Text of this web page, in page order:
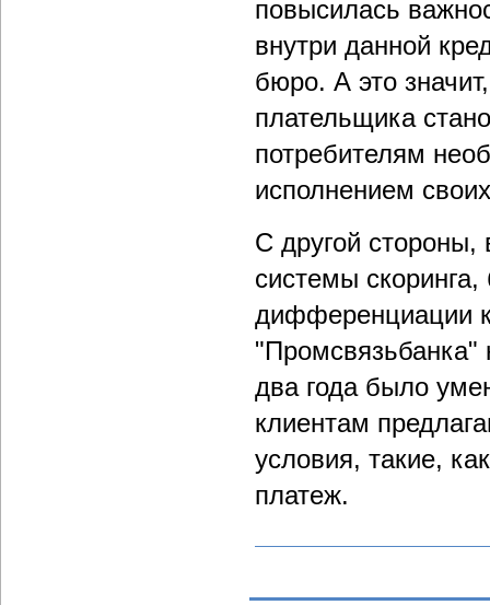
повысилась
внутри данной
бюро. А это
плательщика
потребителям
исполнением
С другой стороны,
системы
дифференциации
"Промсвязьбанка"
два года было
клиентам
условия, такие,
платеж.